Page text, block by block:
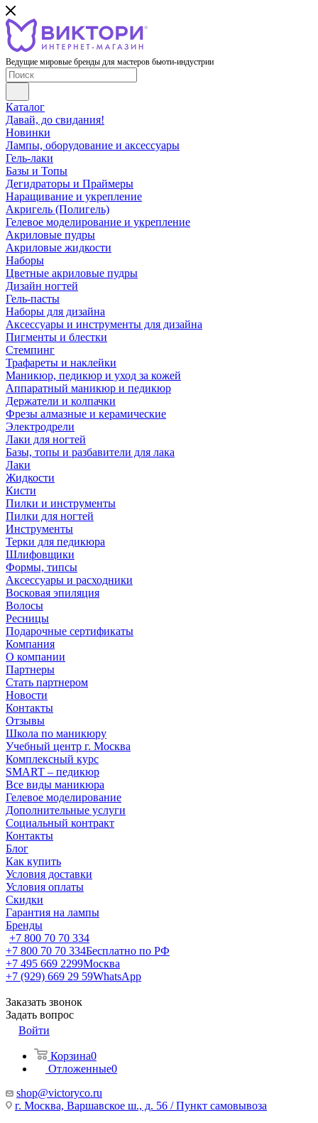
Ведущие мировые бренды для мастеров бьюти-индустрии
Каталог
Давай, до свидания!
Новинки
Лампы, оборудование и аксессуары
Гель-лаки
Базы и Топы
Дегидраторы и Праймеры
Наращивание и укрепление
Акригель (Полигель)
Гелевое моделирование и укрепление
Акриловые пудры
Акриловые жидкости
Наборы
Цветные акриловые пудры
Дизайн ногтей
Гель-пасты
Наборы для дизайна
Аксессуары и инструменты для дизайна
Пигменты и блестки
Стемпинг
Трафареты и наклейки
Маникюр, педикюр и уход за кожей
Аппаратный маникюр и педикюр
Держатели и колпачки
Фрезы алмазные и керамические
Электродрели
Лаки для ногтей
Базы, топы и разбавители для лака
Лаки
Жидкости
Кисти
Пилки и инструменты
Пилки для ногтей
Инструменты
Терки для педикюра
Шлифовщики
Формы, типсы
Аксессуары и расходники
Восковая эпиляция
Волосы
Ресницы
Подарочные сертификаты
Компания
О компании
Партнеры
Стать партнером
Новости
Контакты
Отзывы
Школа по маникюру
Учебный центр г. Москва
Комплексный курс
SMART – педикюр
Все виды маникюра
Гелевое моделирование
Дополнительные услуги
Социальный контракт
Контакты
Блог
Как купить
Условия доставки
Условия оплаты
Скидки
Гарантия на лампы
Бренды
+7 800 70 70 334
+7 800 70 70 334Бесплатно по РФ
+7 495 669 2299Москва
+7 (929) 669 29 59WhatsApp
Заказать звонок
Задать вопрос
Войти
Корзина0
Отложенные0
shop@victoryco.ru
г. Москва, Варшавское ш., д. 56 / Пункт самовывоза